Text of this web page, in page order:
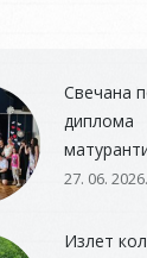
Свечана
диплома
27. 06. 2026.
Излет